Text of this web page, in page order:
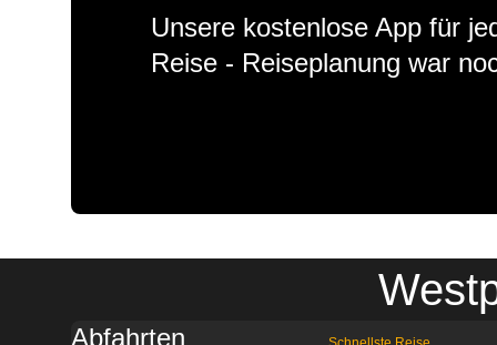
Unsere kostenlose App für
Reise - Reiseplanung war
Abfahrten